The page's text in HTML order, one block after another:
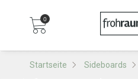
0
Startseite Sideboards